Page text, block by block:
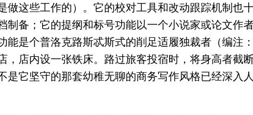
做这些工作的）。它的校对工具和改动跟踪机制也
制备；它的提纲和标号功能以一个小说家或论文作
能是个普洛克路斯忒斯式的削足适履独裁者（编注
，店内设一张铁床。路过旅客投宿时，将身高者截
它坚守的那套幼稚无聊的商务写作风格已经深入人